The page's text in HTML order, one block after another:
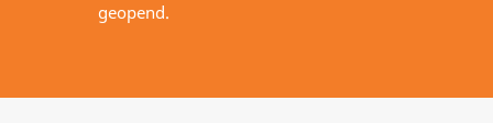
geopend.